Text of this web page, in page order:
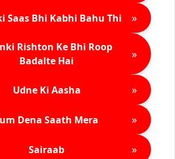
Saas Bhi Kabhi Bahu Thi »
Rishton Ke Bhi Roop
Badalte Hai
»
Udne Ki Aasha »
Dena Saath Mera »
Sairaab »